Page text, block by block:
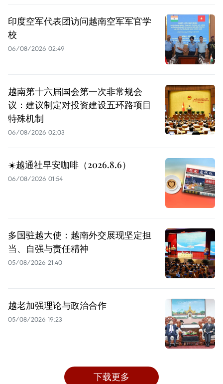
印度空军代表团访问越南空军军官学
校
06/08/2026 02:49
越南第十六届国会第一次非常规会
议：建议制定对投资建设五环路项目
特殊机制
06/08/2026 02:03
☀️越通社早安咖啡（2026.8.6）
06/08/2026 01:54
多国驻越大使：越南外交展现坚定担
当、自强与责任精神
05/08/2026 21:40
越老加强理论与政治合作
05/08/2026 19:23
下载更多